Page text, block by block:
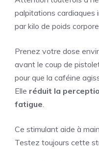
palpitations cardiaques
par kilo de poids
Prenez votre dose
avant le coup de
pour que la caféine
Elle réduit la
fatigue.
Ce stimulant aide à
Testez toujours cette